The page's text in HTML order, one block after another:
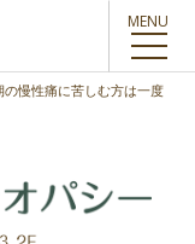
慢性痛に苦しむ方は一度